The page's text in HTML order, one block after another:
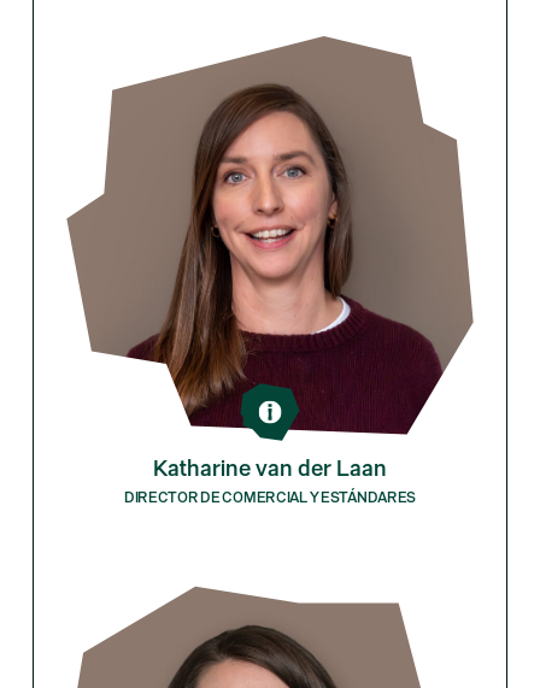
Katharine van der Laan
DIRECTOR DE COMERCIAL Y ESTÁNDARES